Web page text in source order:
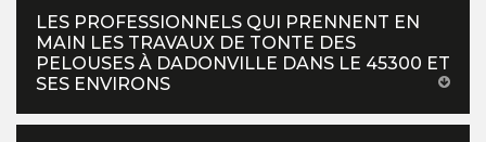
LES PROFESSIONNELS QUI PRENNENT EN
MAIN LES TRAVAUX DE TONTE DES
PELOUSES À DADONVILLE DANS LE 45300 ET
SES ENVIRONS